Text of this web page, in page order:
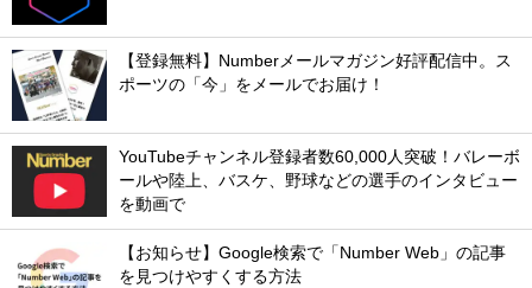
【登録無料】Numberメールマガジン好評配信中。ス
ポーツの「今」をメールでお届け！
YouTubeチャンネル登録者数60,000人突破！バレーボ
ールや陸上、バスケ、野球などの選手のインタビュー
を動画で
【お知らせ】Google検索で「Number Web」の記事
を見つけやすくする方法